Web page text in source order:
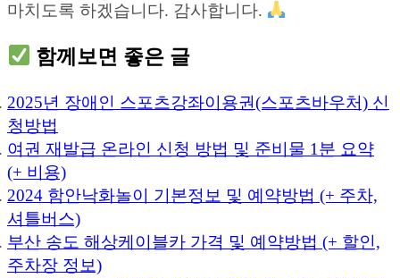
마치도록 하겠습니다. 감사합니다.
함께보면 좋은 글
2025년 장애인 스포츠강좌이용권(스포츠바우처) 신
청방법
여권 재발급 온라인 신청 방법 및 준비물 1분 요약
(+ 비용)
2024 함안낙화놀이 기본정보 및 예약방법 (+ 주차,
셔틀버스)
부산 송도 해상케이블카 가격 및 예약방법 (+ 할인,
주차장 정보)